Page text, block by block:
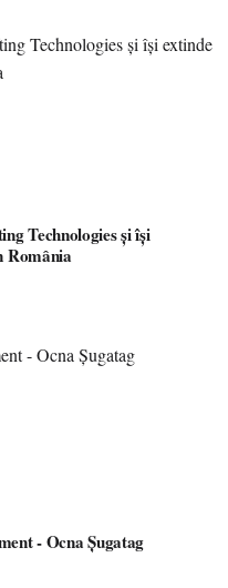
Technologies și își
România
- Ocna Șugatag